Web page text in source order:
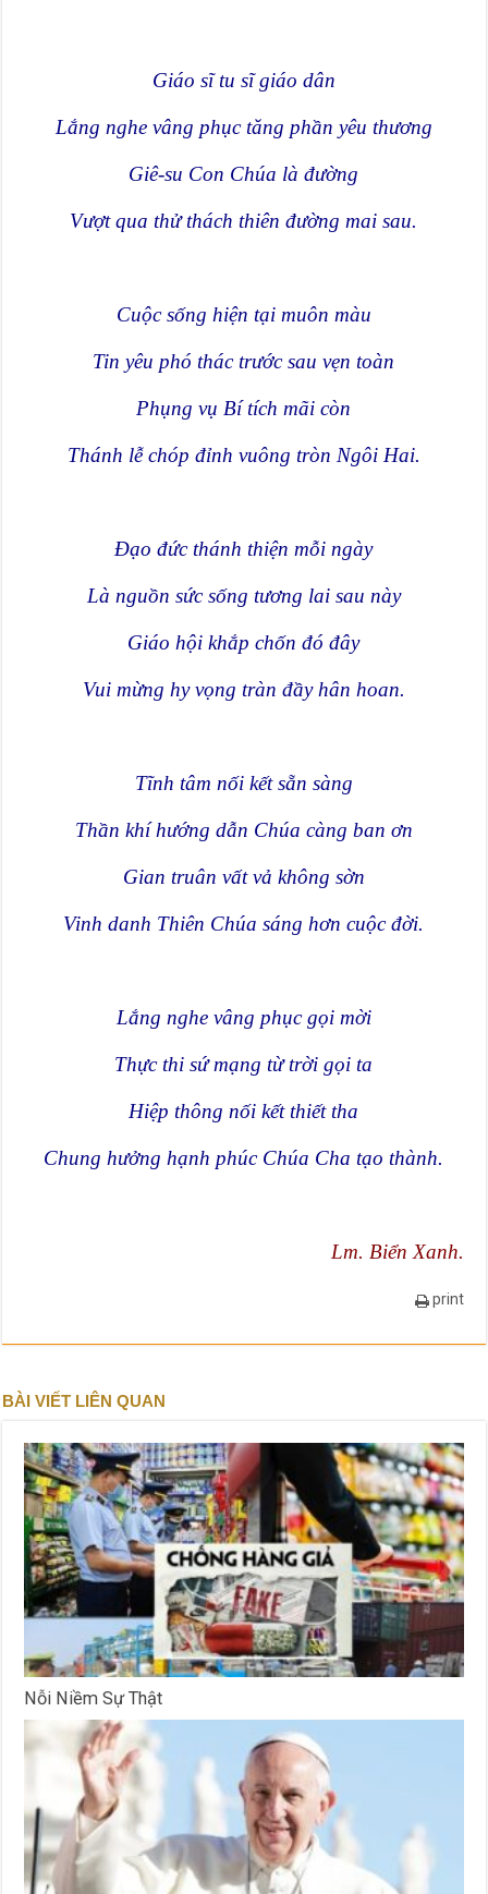
Giáo sĩ tu sĩ giáo dân
Lắng nghe vâng phục tăng phần yêu thương
Giê-su Con Chúa là đường
Vượt qua thử thách thiên đường mai sau.
Cuộc sống hiện tại muôn màu
Tin yêu phó thác trước sau vẹn toàn
Phụng vụ Bí tích mãi còn
Thánh lễ chóp đỉnh vuông tròn Ngôi Hai.
Đạo đức thánh thiện mỗi ngày
Là nguồn sức sống tương lai sau này
Giáo hội khắp chốn đó đây
Vui mừng hy vọng tràn đầy hân hoan.
Tĩnh tâm nối kết sẵn sàng
Thần khí hướng dẫn Chúa càng ban ơn
Gian truân vất vả không sờn
Vinh danh Thiên Chúa sáng hơn cuộc đời.
Lắng nghe vâng phục gọi mời
Thực thi sứ mạng từ trời gọi ta
Hiệp thông nối kết thiết tha
Chung hưởng hạnh phúc Chúa Cha tạo thành.
Lm. Biển Xanh.
print
BÀI VIẾT LIÊN QUAN
Nỗi Niềm Sự Thật